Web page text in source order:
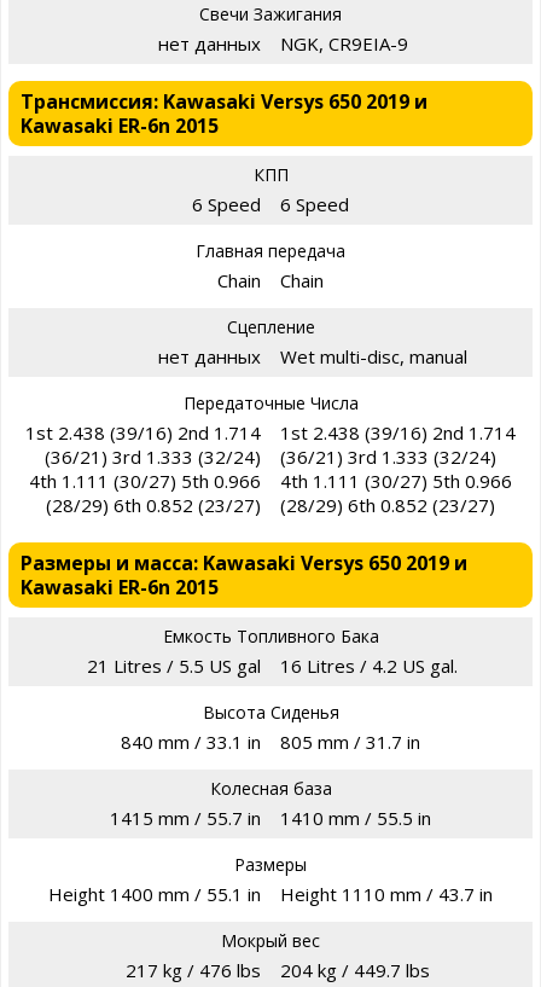
Свечи Зажигания
нет данных NGK, CR9EIA-9
Трансмиссия: Kawasaki Versys 650 2019 и
Kawasaki ER-6n 2015
КПП
6 Speed 6 Speed
Главная передача
Chain Chain
Сцепление
нет данных Wet multi-disc, manual
Передаточные Числа
1st 2.438 (39/16) 2nd 1.714
(36/21) 3rd 1.333 (32/24)
4th 1.111 (30/27) 5th 0.966
(28/29) 6th 0.852 (23/27)
1st 2.438 (39/16) 2nd 1.714
(36/21) 3rd 1.333 (32/24)
4th 1.111 (30/27) 5th 0.966
(28/29) 6th 0.852 (23/27)
Размеры и масса: Kawasaki Versys 650 2019 и
Kawasaki ER-6n 2015
Емкость Топливного Бака
21 Litres / 5.5 US gal 16 Litres / 4.2 US gal.
Высота Сиденья
840 mm / 33.1 in 805 mm / 31.7 in
Колесная база
1415 mm / 55.7 in 1410 mm / 55.5 in
Размеры
Height 1400 mm / 55.1 in Height 1110 mm / 43.7 in
Мокрый вес
217 kg / 476 lbs 204 kg / 449.7 lbs